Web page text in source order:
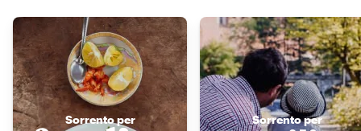
Sorrento per Sorrento per